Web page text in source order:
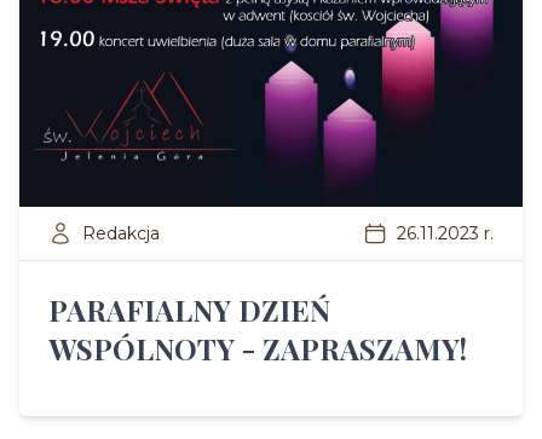
Redakcja 26.11.2023 r.
PARAFIALNY DZIEŃ
WSPÓLNOTY - ZAPRASZAMY!